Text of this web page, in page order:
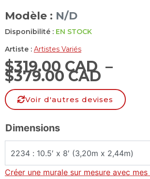
Modèle : N/D
Disponibilité : EN STOCK
Artiste : Artistes Variés
$319.00 CAD –
$379.00 CAD
Voir d'autres devises
Dimensions
Créer une murale sur mesure avec